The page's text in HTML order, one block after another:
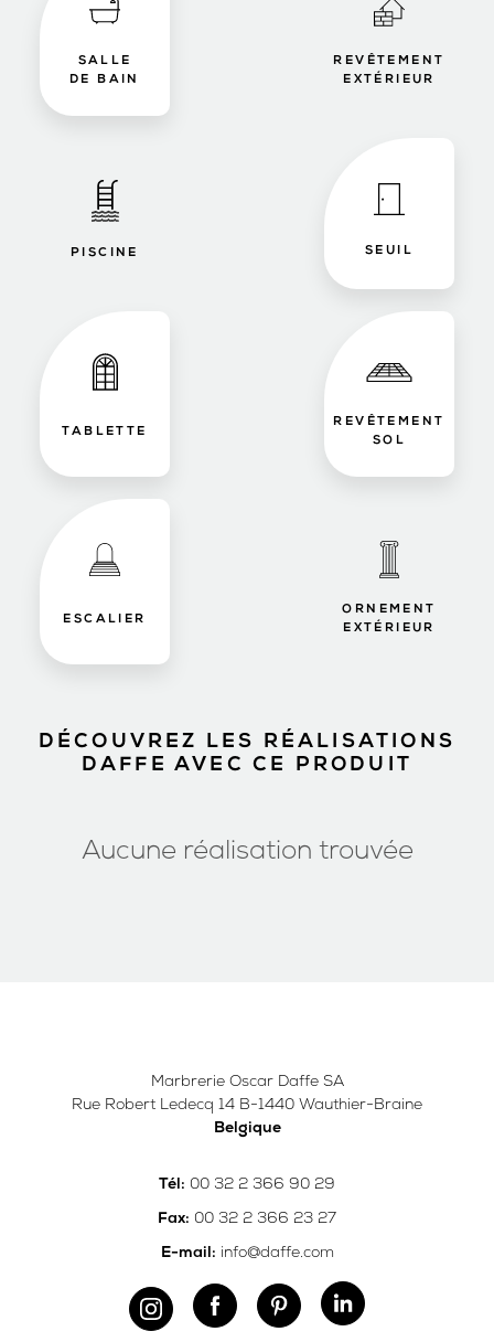
SALLE
DE BAIN
REVÊTEMENT
EXTÉRIEUR
PISCINE SEUIL
TABLETTE
REVÊTEMENT
SOL
ESCALIER
ORNEMENT
EXTÉRIEUR
DÉCOUVREZ LES RÉALISATIONS
DAFFE AVEC CE PRODUIT
Aucune réalisation trouvée
Marbrerie Oscar Daffe SA
Rue Robert Ledecq 14 B-1440 Wauthier-Braine
Belgique
Tél: 00 32 2 366 90 29
Fax: 00 32 2 366 23 27
E-mail: info@daffe.com